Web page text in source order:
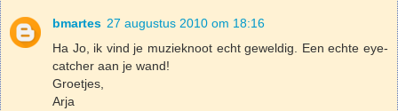
bmartes 27 augustus 2010 om 18:16
Ha Jo, ik vind je muzieknoot echt geweldig. Een echte eye-
catcher aan je wand!
Groetjes,
Arja